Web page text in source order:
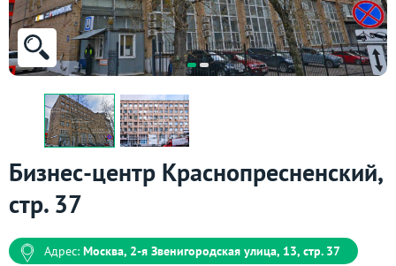
Бизнес-центр Краснопресненский,
стр. 37
Адрес: Москва, 2-я Звенигородская улица, 13, стр. 37